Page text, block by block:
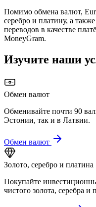
Помимо обмена валют,
серебро и платину, а
переводов в качестве
MoneyGram.
Изучите наши
Обмен валют
Обменивайте почти 90
Эстонии, так и в Латвии.
Обмен валют
Золото, серебро и платина
Покупайте
чистого золота, серебра